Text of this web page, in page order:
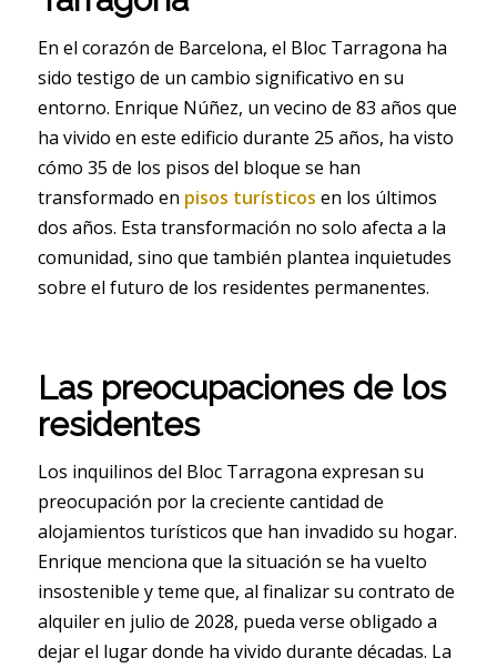
En el corazón de Barcelona, el Bloc Tarragona ha
sido testigo de un cambio significativo en su
entorno. Enrique Núñez, un vecino de 83 años que
ha vivido en este edificio durante 25 años, ha visto
cómo 35 de los pisos del bloque se han
transformado en pisos turísticos en los últimos
dos años. Esta transformación no solo afecta a la
comunidad, sino que también plantea inquietudes
sobre el futuro de los residentes permanentes.
Las preocupaciones de los
residentes
Los inquilinos del Bloc Tarragona expresan su
preocupación por la creciente cantidad de
alojamientos turísticos que han invadido su hogar.
Enrique menciona que la situación se ha vuelto
insostenible y teme que, al finalizar su contrato de
alquiler en julio de 2028, pueda verse obligado a
dejar el lugar donde ha vivido durante décadas. La